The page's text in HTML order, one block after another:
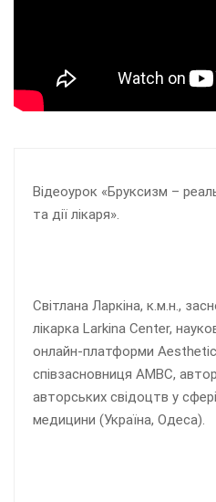
Відеоурок «Бруксизм –
та дії лікаря».
Світлана Ларкіна, к.м.н.,
лікарка Larkina Center,
онлайн-платформи
співзасновниця АМВС,
авторських свідоцтв у
медицини (Україна, Одеса).